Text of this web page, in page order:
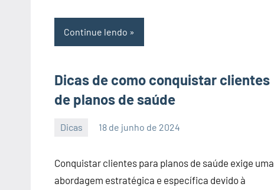
Continue lendo
Dicas de como conquistar clientes
de planos de saúde
Dicas 18 de junho de 2024
Conquistar clientes para planos de saúde exige uma
abordagem estratégica e específica devido à